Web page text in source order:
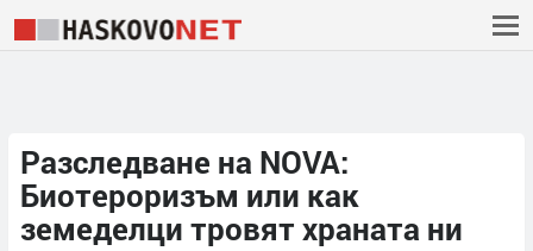
Разследване на NOVA:
Биотероризъм или как
земеделци тровят храната ни